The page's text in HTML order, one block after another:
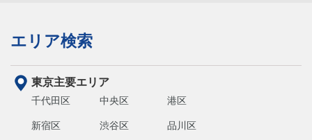
エリア検索
東京主要エリア
千代田区 中央区 港区
新宿区 渋谷区 品川区